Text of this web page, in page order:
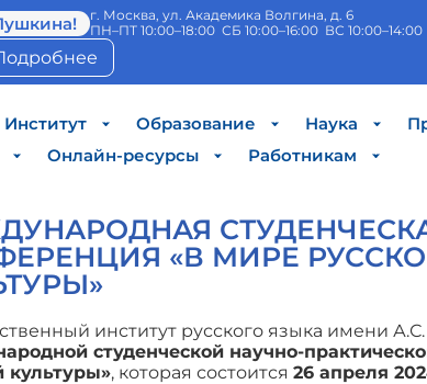
г. Москва, ул. Академика Волгина, д. 6
ПН–ПТ 10:00–18:00 СБ 10:00–16:00 ВС 10:00–14:00
Институт Образование Наука
Онлайн-ресурсы
Работникам
«В МИРЕ
институт русского языка имени
студенческой научно-
культуры», которая состоится 26 апреля